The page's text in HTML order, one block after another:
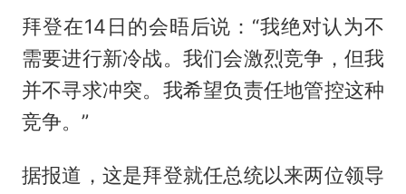
拜登在14日的会晤后说：“我绝对认为不
需要进行新冷战。我们会激烈竞争，但我
并不寻求冲突。我希望负责任地管控这种
竞争。”
据报道，这是拜登就任总统以来两位领导